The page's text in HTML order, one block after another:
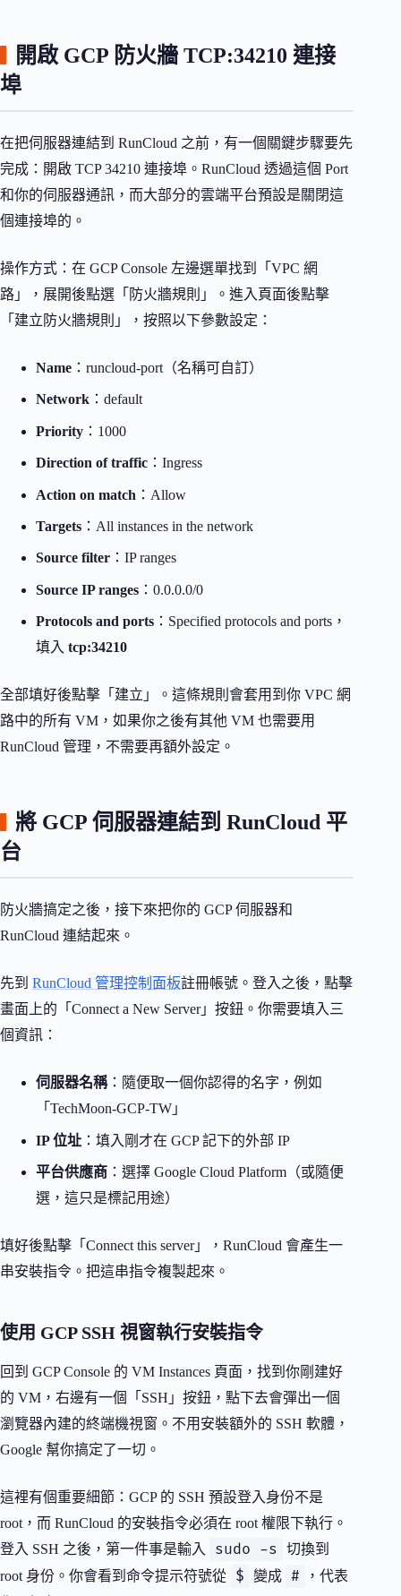
開啟 GCP 防火牆 TCP:34210 連接
埠
在把伺服器連結到 RunCloud 之前，有一個關鍵步驟要先
完成：開啟 TCP 34210 連接埠。RunCloud 透過這個 Port
和你的伺服器通訊，而大部分的雲端平台預設是關閉這
個連接埠的。
操作方式：在 GCP Console 左邊選單找到「VPC 網
路」，展開後點選「防火牆規則」。進入頁面後點擊
「建立防火牆規則」，按照以下參數設定：
Name ：runcloud-port（名稱可自訂）
Network ：default
Priority ：1000
Direction of traffic ：Ingress
Action on match ：Allow
Targets ：All instances in the network
Source filter ：IP ranges
Source IP ranges ：0.0.0.0/0
Protocols and ports ：Specified protocols and ports，
填入 tcp:34210
全部填好後點擊「建立」。這條規則會套用到你 VPC 網
路中的所有 VM，如果你之後有其他 VM 也需要用
RunCloud 管理，不需要再額外設定。
將 GCP 伺服器連結到 RunCloud 平
台
防火牆搞定之後，接下來把你的 GCP 伺服器和
RunCloud 連結起來。
先到 RunCloud 管理控制面板註冊帳號。登入之後，點擊
畫面上的「Connect a New Server」按鈕。你需要填入三
個資訊：
伺服器名稱：隨便取一個你認得的名字，例如
「TechMoon-GCP-TW」
IP 位址 ：填入剛才在 GCP 記下的外部 IP
平台供應商 ：選擇 Google Cloud Platform（或隨便
選，這只是標記用途）
填好後點擊「Connect this server」，RunCloud 會產生一
串安裝指令。把這串指令複製起來。
使用 GCP SSH 視窗執行安裝指令
回到 GCP Console 的 VM Instances 頁面，找到你剛建好
的 VM，右邊有一個「SSH」按鈕，點下去會彈出一個
瀏覽器內建的終端機視窗。不用安裝額外的 SSH 軟體，
Google 幫你搞定了一切。
這裡有個重要細節：GCP 的 SSH 預設登入身份不是
root，而 RunCloud 的安裝指令必須在 root 權限下執行。
登入 SSH 之後，第一件事是輸入
sudo -s
切換到
root 身份。你會看到命令提示符號從
$ 變成 #
，代表